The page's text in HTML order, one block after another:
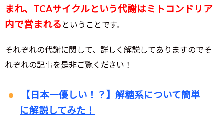
まれ、TCAサイクルという代謝はミトコンドリア
内で営まれる ということです。
それぞれの代謝に関して、詳しく解説してありますのでそ
れぞれの記事を是非ご覧ください！
【日本一優しい！？】解糖系について簡単
に解説してみた！